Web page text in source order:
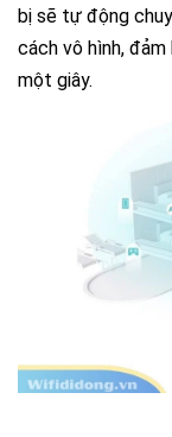
bị sẽ tự động
cách vô hình,
một giây.